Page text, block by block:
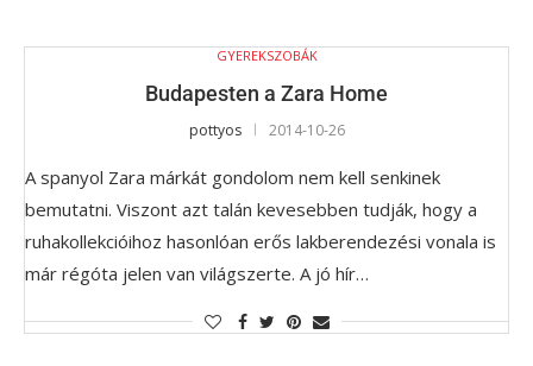
GYEREKSZOBÁK
Budapesten a Zara Home
pottyos 2014-10-26
A spanyol Zara márkát gondolom nem kell senkinek
bemutatni. Viszont azt talán kevesebben tudják, hogy a
ruhakollekcióihoz hasonlóan erős lakberendezési vonala is
már régóta jelen van világszerte. A jó hír…